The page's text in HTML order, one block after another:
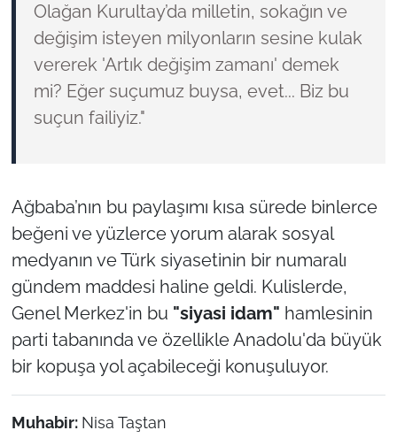
Olağan Kurultay’da milletin, sokağın ve
değişim isteyen milyonların sesine kulak
vererek 'Artık değişim zamanı' demek
mi? Eğer suçumuz buysa, evet... Biz bu
suçun failiyiz."
Ağbaba’nın bu paylaşımı kısa sürede binlerce
beğeni ve yüzlerce yorum alarak sosyal
medyanın ve Türk siyasetinin bir numaralı
gündem maddesi haline geldi. Kulislerde,
Genel Merkez'in bu "siyasi idam" hamlesinin
parti tabanında ve özellikle Anadolu'da büyük
bir kopuşa yol açabileceği konuşuluyor.
Muhabir: Nisa Taştan